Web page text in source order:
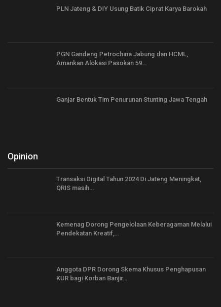
PLN Jateng & DIY Usung Batik Ciprat Karya Barokah
PGN Gandeng Petrochina Jabung dan HCML,
Amankan Alokasi Pasokan 59…
Ganjar Bentuk Tim Penurunan Stunting Jawa Tengah
Opinion
Transaksi Digital Tahun 2024 Di Jateng Meningkat,
QRIS masih…
Kemenag Dorong Pengelolaan Keberagaman Melalui
Pendekatan Kreatif,…
Anggota DPR Dorong Skema Khusus Penghapusan
KUR bagi Korban Banjir…